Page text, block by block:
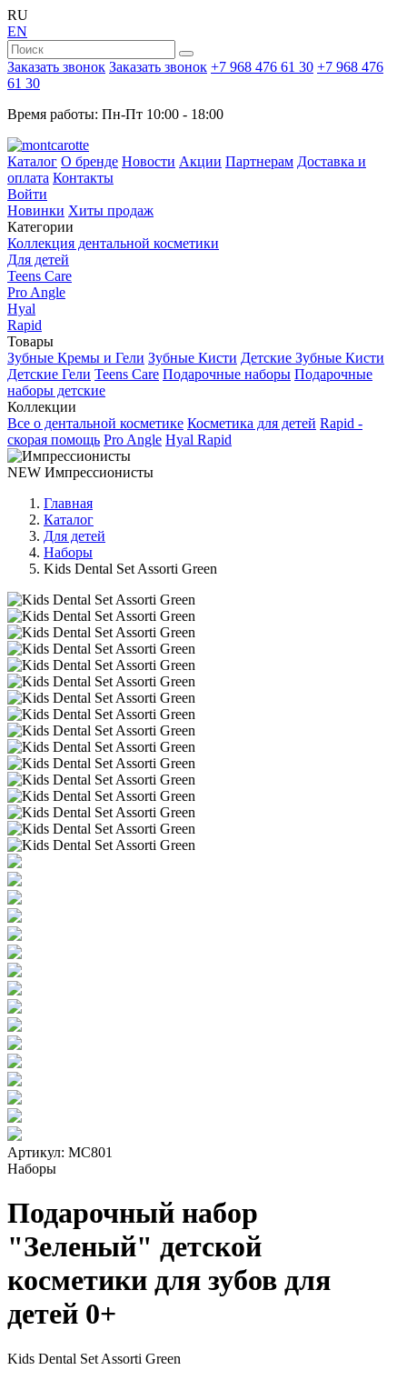
RU
EN
Заказать звонок Заказать звонок +7 968 476 61 30 +7 968 476
61 30
Время работы: Пн-Пт 10:00 - 18:00
Каталог О бренде Новости Акции Партнерам Доставка и
оплата Контакты
Войти
Новинки Хиты продаж
Категории
Коллекция дентальной косметики
Для детей
Teens Care
Pro Angle
Hyal
Rapid
Товары
Зубные Кремы и Гели Зубные Кисти Детские Зубные Кисти
Детские Гели Teens Care Подарочные наборы Подарочные
наборы детские
Коллекции
Все о дентальной косметике Косметика для детей Rapid -
скорая помощь Pro Angle Hyal Rapid
NEW Импрессионисты
Главная
Каталог
Для детей
Наборы
Kids Dental Set Assorti Green
Артикул: МС801
Наборы
Подарочный набор
"Зеленый" детской
косметики для зубов для
детей 0+
Kids Dental Set Assorti Green